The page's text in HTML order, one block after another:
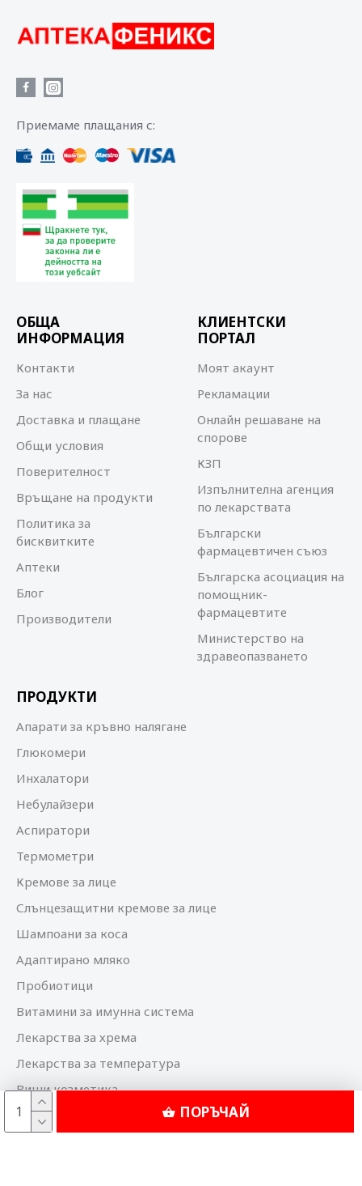
ПОРЪЧАЙ
Приемаме плащания с:
ОБЩА
ИНФОРМАЦИЯ
Контакти
За нас
Доставка и плащане
Общи условия
Поверителност
Връщане на продукти
Политика за
бисквитките
Аптеки
Блог
Производители
КЛИЕНТСКИ
ПОРТАЛ
Моят акаунт
Рекламации
Онлайн решаване на
спорове
КЗП
Изпълнителна агенция
по лекарствата
Български
фармацевтичен съюз
Българска асоциация на
помощник-
фармацевтите
Министерство на
здравеопазването
ПРОДУКТИ
Апарати за кръвно налягане
Глюкомери
Инхалатори
Небулайзери
Аспиратори
Термометри
Кремове за лице
Слънцезащитни кремове за лице
Шампоани за коса
Адаптирано мляко
Пробиотици
Витамини за имунна система
Лекарства за хрема
Лекарства за температура
Виши козметика
Bioderma козметика